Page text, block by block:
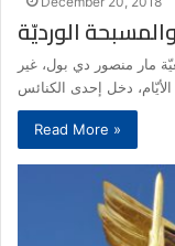
الورديّة
مار منصور دي بول، غير
Read More »